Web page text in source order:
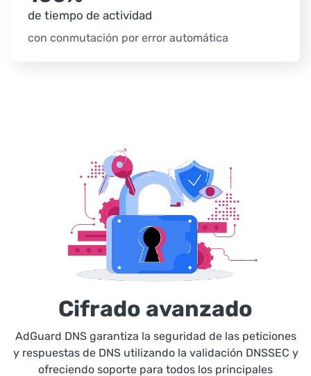
de tiempo de actividad
con conmutación por error automática
Cifrado avanzado
AdGuard DNS garantiza la seguridad de las peticiones
y respuestas de DNS utilizando la validación DNSSEC y
ofreciendo soporte para todos los principales